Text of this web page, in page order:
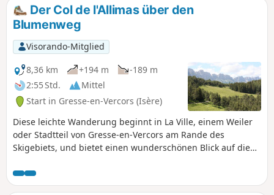
Der Col de l'Allimas über den
Blumenweg
Visorando-Mitglied
8,36 km
+194 m
-189 m
2:55 Std.
Mittel
Start in Gresse-en-Vercors (Isère)
Diese leichte Wanderung beginnt in La Ville, einem Weiler
oder Stadtteil von Gresse-en-Vercors am Rande des
Skigebiets, und bietet einen wunderschönen Blick auf die
Mont Aiguille, wenn man sich am Col de l'Allimas befindet.
Ich habe diese Wanderung im Juni gemacht, die Flora war